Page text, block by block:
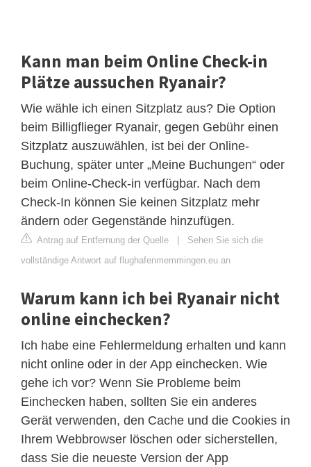
Kann man beim Online Check-in
Plätze aussuchen Ryanair?
Wie wähle ich einen Sitzplatz aus? Die Option
beim Billigflieger Ryanair, gegen Gebühr einen
Sitzplatz auszuwählen, ist bei der Online-
Buchung, später unter „Meine Buchungen“ oder
beim Online-Check-in verfügbar. Nach dem
Check-In können Sie keinen Sitzplatz mehr
ändern oder Gegenstände hinzufügen.
Antrag auf Entfernung der Quelle | Sehen Sie sich die
vollständige Antwort auf flughafenmemmingen.eu an
Warum kann ich bei Ryanair nicht
online einchecken?
Ich habe eine Fehlermeldung erhalten und kann
nicht online oder in der App einchecken. Wie
gehe ich vor? Wenn Sie Probleme beim
Einchecken haben, sollten Sie ein anderes
Gerät verwenden, den Cache und die Cookies in
Ihrem Webbrowser löschen oder sicherstellen,
dass Sie die neueste Version der App